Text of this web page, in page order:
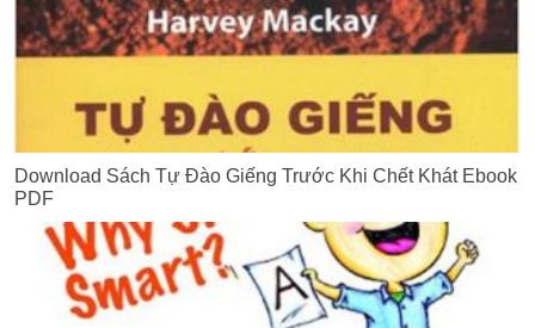
Download Sách Tự Đào Giếng Trước Khi Chết Khát Ebook
PDF